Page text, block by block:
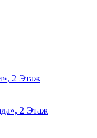
2 Этаж
2 Этаж